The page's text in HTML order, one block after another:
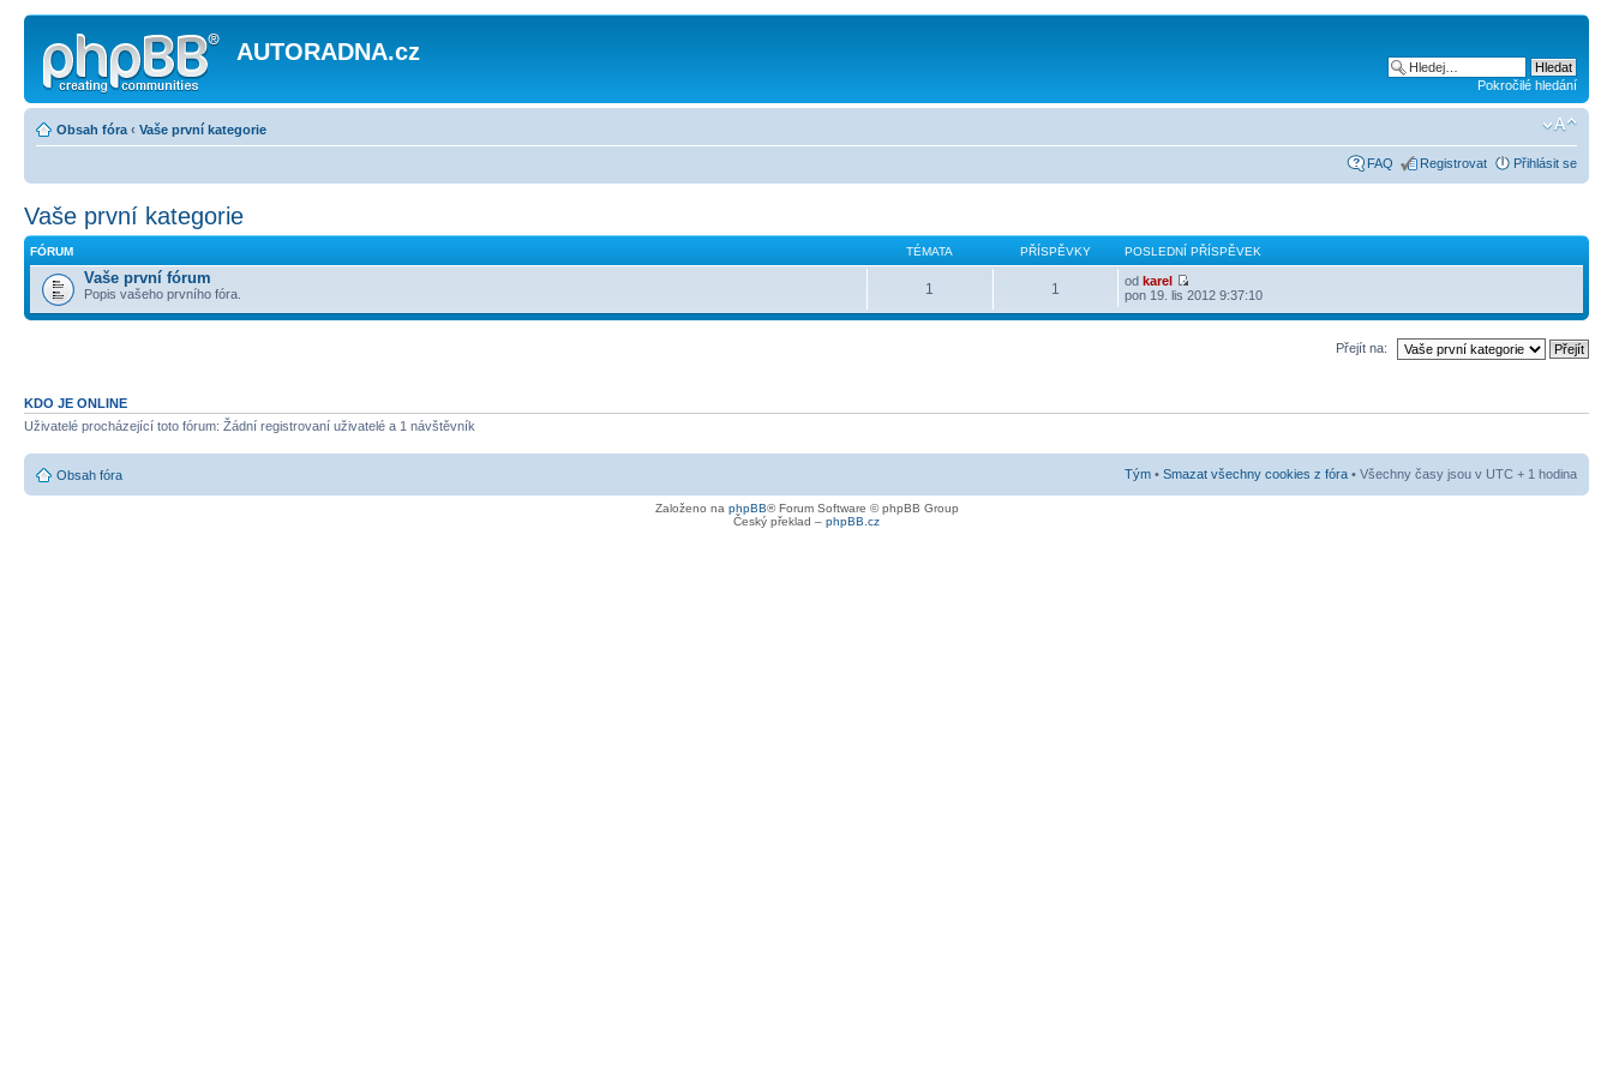
AUTORADNA.cz
Pokročilé hledání
Obsah fóra ‹ Vaše první kategorie
FAQ Registrovat Přihlásit se
Vaše první kategorie
FÓRUM TÉMATA PŘÍSPĚVKY POSLEDNÍ PŘÍSPĚVEK
Vaše první fórum
Popis vašeho prvního fóra. 1 1 odkarel
pon 19. lis 2012 9:37:10
Přejít na:
KDO JE ONLINE
Uživatelé procházející toto fórum: Žádní registrovaní uživatelé a 1 návštěvník
Obsah fóra Tým • Smazat všechny cookies z fóra • Všechny časy jsou v UTC + 1 hodina
Založeno na phpBB® Forum Software © phpBB Group
Český překlad – phpBB.cz